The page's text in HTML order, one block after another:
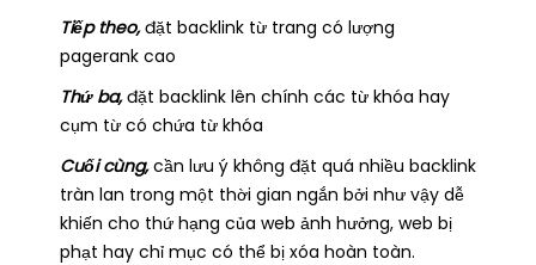
Tiếp theo,đặt backlink từ trang có lượng
pagerank cao
Thứ ba,đặt backlink lên chính các từ khóa hay
cụm từ có chứa từ khóa
Cuối cùng,cần lưu ý không đặt quá nhiều backlink
tràn lan trong một thời gian ngắn bởi như vậy dễ
khiến cho thứ hạng của web ảnh hưởng, web bị
phạt hay chỉ mục có thể bị xóa hoàn toàn.